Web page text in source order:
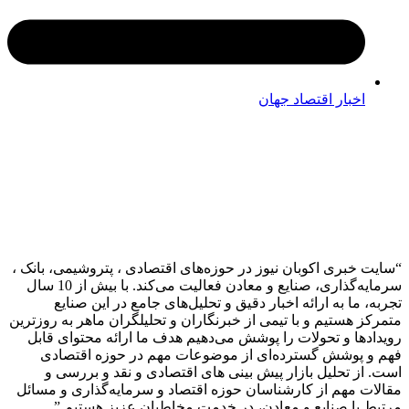
اخبار اقتصاد جهان
خبری اکوبان نیوز در حوزه‌های اقتصادی ، پتروشیمی، بانک ،
سرمایه‌گذاری، صنایع و معادن فعالیت می‌کند. با بیش از 10 سال
ما به ارائه اخبار دقیق و تحلیل‌های جامع در این صنایع
هستیم و با تیمی از خبرنگاران و تحلیلگران ماهر به روزترین
و تحولات را پوشش می‌دهیم هدف ما ارائه محتوای قابل
پوشش گسترده‌ای از موضوعات مهم در حوزه اقتصادی
تحلیل بازار پیش بینی های اقتصادی و نقد و بررسی و
مهم از کارشناسان حوزه اقتصاد و سرمایه‌گذاری و مسائل